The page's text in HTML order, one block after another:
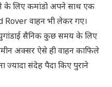
लिए कमांडो अपने साथ एक
वाहन भी लेकर गए।
युगांडाई सैनिक कुछ समय के लिए
अमीन अक्सर ऐसे ही वाहन काफिले
ज्यादा संदेह पैदा किए पुराने